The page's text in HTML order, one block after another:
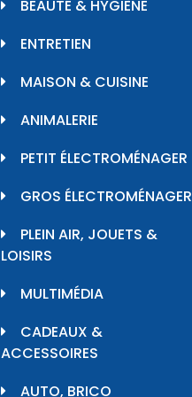
BEAUTÉ & HYGIÈNE
ENTRETIEN
MAISON & CUISINE
ANIMALERIE
PETIT ÉLECTROMÉNAGER
GROS ÉLECTROMÉNAGER
PLEIN AIR, JOUETS &
LOISIRS
MULTIMÉDIA
CADEAUX &
ACCESSOIRES
AUTO, BRICO